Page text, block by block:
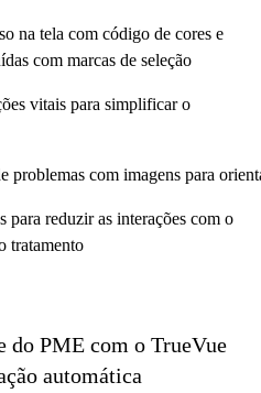
na tela com código de cores e
com marcas de seleção
vitais para simplificar o
problemas com imagens para
para reduzir as interações com o
tratamento
do PME com o TrueVue
automática